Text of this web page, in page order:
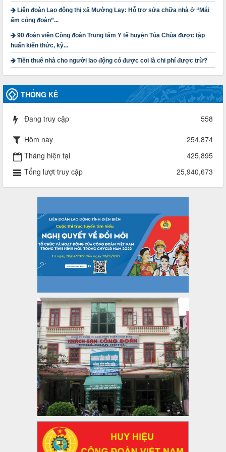
3716/TLD-TC
Công văn hướng dẫn công tác quả lý tài chính, tài sản công
đoàn khi đơn vị sát nhập, chấm dứt hoạt động
Thời gian đăng: 13/04/2025
lượt xem: 2003 | lượt tải:719
60/TB-LĐLĐ
Thông báo công khai dự toán thu, chi tài chính công đoàn
LĐLĐ tỉnh Điện Biên năm 2025
Thời gian đăng: 28/04/2025
lượt xem: 818 | lượt tải:284
485/QĐ-LĐLĐ
nhà nước năm 2024
lượt xem: 915 | lượt tải:254
2930/TLĐ-TC
Công đoàn năm 2025
Thời gian đăng: 06/01/2025
lượt xem: 1066 | lượt tải:437
47-TTCĐ/BTGTU
Thông tin chuyên đề: Một số nôi dung về sắp xếp tổ chức bộ
máy của hệ thống chính trị tinh gọn, hoạt động hiệu lực, hiệu
lượt xem: 1222 | lượt tải:339
37/HD-TLĐ
Hướng dẫn Công đoàn với việc tổ chức và hoạt động của
Ban Thanh tra Nhân dân
Thời gian đăng: 27/12/2024
lượt xem: 4945 | lượt tải:1351
35/HD-TLĐ
Hướng dẫn thực hiện một số nội dung chi liên quan đến
công tác kiểm tra, giám sát tại Công đoàn cơ sở
Thời gian đăng: 27/12/2024
lượt xem: 2073 | lượt tải:507
50/2024/QH/15
Luật Công đoàn 2024
Thời gian đăng: 25/12/2024
lượt xem: 4224 | lượt tải:319
Liên đoàn Lao động thị xã Mường Lay: Hỗ trợ sửa chữa nhà ở “Mái
ấm công đoàn”...
90 đoàn viên Công đoàn Trung tâm Y tế huyện Tủa Chùa được tập
huấn kiến thức, kỹ...
Tiền thuê nhà cho người lao động có được coi là chi phí được trừ?
THỐNG KÊ
Đang truy cập 558
Hôm nay
254,874
Tháng hiện tại
425,895
Tổng lượt truy cập
25,940,673